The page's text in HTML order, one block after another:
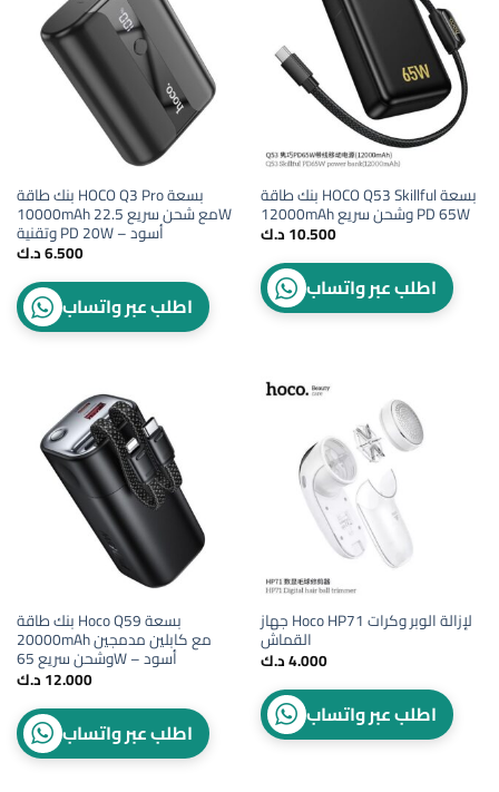
بنك طاقة HOCO Q3 Pro بسعة
10000mAh مع شحن سريع 22.5W
وتقنية PD 20W – أسود
6.500د.ك
اطلب عبر واتساب
بنك طاقة HOCO Q53 Skillful بسعة
12000mAh وشحن سريع PD 65W
10.500د.ك
اطلب عبر واتساب
بنك طاقة Hoco Q59 بسعة
20000mAh مع كابلين مدمجين
وشحن سريع 65W – أسود
12.000د.ك
اطلب عبر واتساب
جهاز Hoco HP71 لإزالة الوبر وكرات
القماش
4.000د.ك
اطلب عبر واتساب